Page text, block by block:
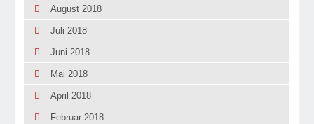
August 2018
Juli 2018
Juni 2018
Mai 2018
April 2018
Februar 2018